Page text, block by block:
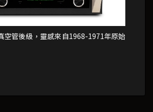
空管後級，靈感來自1968-1971年原始